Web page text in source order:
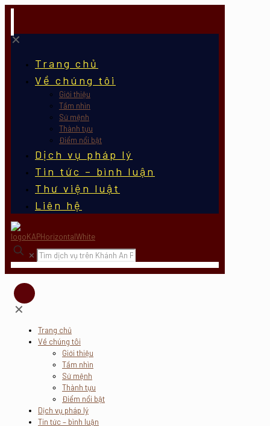
✕
Trang chủ
Về chúng tôi
Giới thiệu
Tầm nhìn
Sứ mệnh
Thành tựu
Điểm nổi bật
Dịch vụ pháp lý
Tin tức – bình luận
Thư viện luật
Liên hệ
✕
✕
Trang chủ
Về chúng tôi
Giới thiệu
Tầm nhìn
Sứ mệnh
Thành tựu
Điểm nổi bật
Dịch vụ pháp lý
Tin tức – bình luận